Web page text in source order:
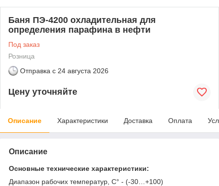
Баня ПЭ-4200 охладительная для
определения парафина в нефти
Под заказ
Розница
Отправка с 24 августа 2026
Цену уточняйте
Описание Характеристики Доставка Оплата
Описание
Основные технические характеристики:
Диапазон рабочих температур, С° - (-30…+100)